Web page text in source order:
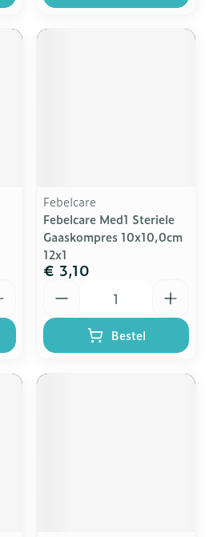
Febelcare
Febelcare Med1 Steriele
Gaaskompres 10x10,0cm
12x1
€ 3,10
Bestel